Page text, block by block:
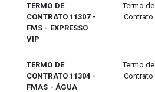
TERMO DE
CONTRATO 11307 -
FMS - EXPRESSO
VIP
Termo de
Contrato
TERMO DE
CONTRATO 11304 -
FMAS - ÁGUA
Termo de
Contrato